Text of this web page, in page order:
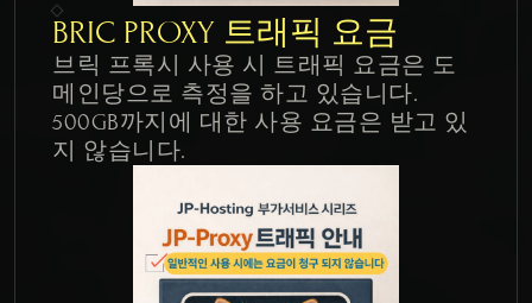
BRIC PROXY 트래픽 요금
브릭 프록시 사용 시 트래픽 요금은 도
메인당으로 측정을 하고 있습니다.
500GB까지에 대한 사용 요금은 받고 있
지 않습니다.